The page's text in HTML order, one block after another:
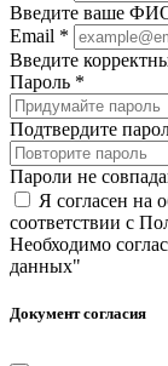
Введите ваше
Email *
Введите
Пароль *
Подтвердите
Пароли не
Я согласен на
соответствии с
Необходимо
данных"
Документ согласия